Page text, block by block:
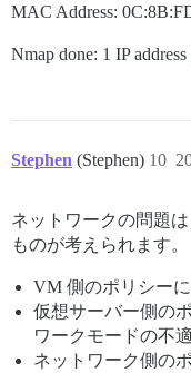
MAC Address:
Nmap done: 1 IP
Stephen (Stephen) 10
ネットワークの問題
ものが考えられます。
VM 側のポリシー
仮想サーバー側の
ワークモードの不
ネットワーク側の